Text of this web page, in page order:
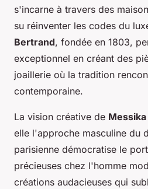
s'incarne à travers des
su réinventer les codes du
Bertrand, fondée en 1803,
exceptionnel en créant des
joaillerie où la tradition
contemporaine.
La vision créative de Messika
elle l'approche masculine du
parisienne démocratise le
précieuses chez l'homme
créations audacieuses qui